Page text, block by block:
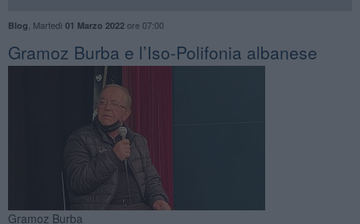
Blog Martedì 01 Marzo 2022ore 07:00
​Gramoz Burba e l’Iso-Polifonia albanese
Gramoz Burba